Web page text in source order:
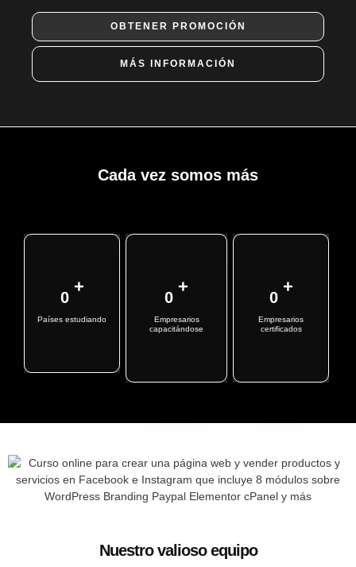
OBTENER PROMOCIÓN
MÁS INFORMACIÓN
Cada vez somos más
0
+
Países estudiando
0
+
Empresarios
capacitándose
0
+
Empresarios
certificados
Nuestro valioso equipo